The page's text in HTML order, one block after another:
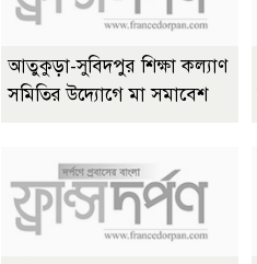
আতুকুড়া-সুবিদপুর শিক্ষা কল্যাণ
সমিতির উদ্যোগে মা সমাবেশ